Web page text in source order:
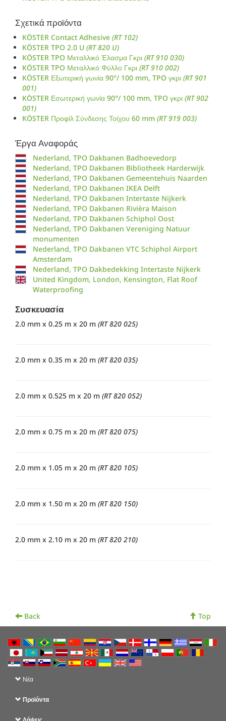
Σχετικά προϊόντα
KÖSTER Contact Adhesive (RT 102)
KÖSTER TPO 2.0 U (RT 820 U)
KÖSTER TPO Μεταλλικό Έλασμα Γκρι (RT 910 030)
KÖSTER TPO Μεταλλικό Φύλλο Γκρι (RT 910 002)
KÖSTER Εξωτερική γωνία 90°/ 100 mm, TPO γκρι (RT 901
001)
KÖSTER Εσωτερική γωνία 90°/ 100 mm, TPO γκρι (RT 902
001)
KÖSTER Προφίλ Σύνδεσης Τοίχου 60 mm (RT 919 003)
Έργα Αναφοράς
Nederland, TPO Dakbanen Badhoevedorp
Nederland, TPO Dakbanen Bibliotheek Harderwijk
Nederland, TPO Dakbanen Gemeentehuis Naarden
Nederland, TPO Dakbanen IKEA Delft
Nederland, TPO Dakbanen Intertaste Nijkerk
Nederland, TPO Dakbanen Rivièra Maison
Nederland, TPO Dakbanen Schiphol Oost
Nederland, TPO Dakbanen Vereniging Natuur
monumenten
Nederland, TPO Dakbanen VTC Schiphol Airport
Amsterdam
Nederland, TPO Dakbedekking Intertaste Nijkerk
United Kingdom, London, Kensington, Flat Roof
Waterproofing
Συσκευασία
2.0 mm x 0.25 m x 20 m (RT 820 025)
2.0 mm x 0.35 m x 20 m (RT 820 035)
2.0 mm x 0.525 m x 20 m (RT 820 052)
2.0 mm x 0.75 m x 20 m (RT 820 075)
2.0 mm x 1.05 m x 20 m (RT 820 105)
2.0 mm x 1.50 m x 20 m (RT 820 150)
2.0 mm x 2.10 m x 20 m (RT 820 210)
Back Top
Νέα
Προϊόντα